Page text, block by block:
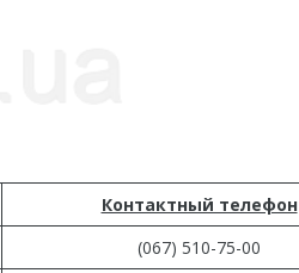
Контактный телефон
(067) 510-75-00